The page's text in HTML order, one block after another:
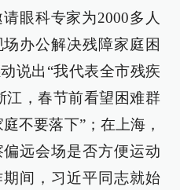
眼科专家为2000多人
办公解决残障家庭困
说出“我代表全市残疾
江，春节前看望困难群
不要落下”；在上海，
远会场是否方便运动
间，习近平同志就始